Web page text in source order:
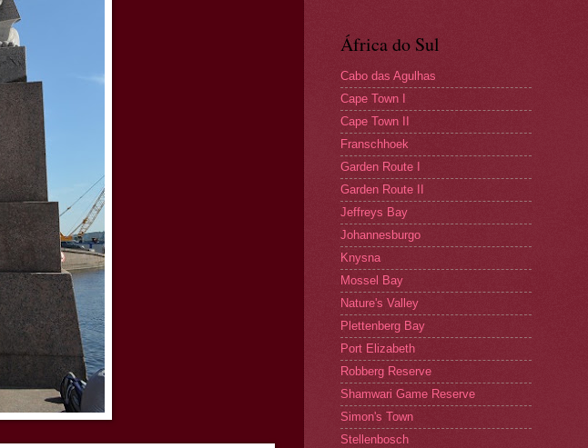
África do Sul
Cabo das Agulhas
Cape Town I
Cape Town II
Franschhoek
Garden Route I
Garden Route II
Jeffreys Bay
Johannesburgo
Knysna
Mossel Bay
Nature's Valley
Plettenberg Bay
Port Elizabeth
Robberg Reserve
Shamwari Game Reserve
Simon's Town
Stellenbosch